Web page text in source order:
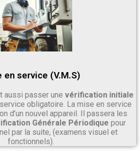
en service (V.M.S)
aussi passer une vérification initiale
obligatoire. La mise en service
d’un nouvel appareil. Il passera les
Générale Périodique pour
par la suite, (examens visuel et
fonctionnels).